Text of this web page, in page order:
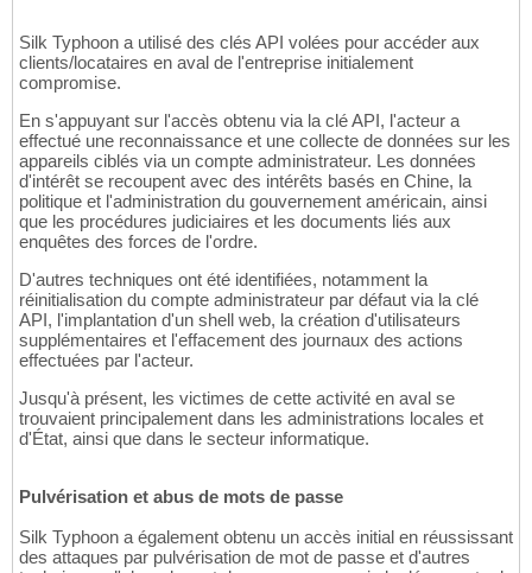
Silk Typhoon a utilisé des clés API volées pour accéder aux
clients/locataires en aval de l'entreprise initialement
compromise.
En s'appuyant sur l'accès obtenu via la clé API, l'acteur a
effectué une reconnaissance et une collecte de données sur les
appareils ciblés via un compte administrateur. Les données
d'intérêt se recoupent avec des intérêts basés en Chine, la
politique et l'administration du gouvernement américain, ainsi
que les procédures judiciaires et les documents liés aux
enquêtes des forces de l'ordre.
D'autres techniques ont été identifiées, notamment la
réinitialisation du compte administrateur par défaut via la clé
API, l'implantation d'un shell web, la création d'utilisateurs
supplémentaires et l'effacement des journaux des actions
effectuées par l'acteur.
Jusqu'à présent, les victimes de cette activité en aval se
trouvaient principalement dans les administrations locales et
d'État, ainsi que dans le secteur informatique.
Pulvérisation et abus de mots de passe
Silk Typhoon a également obtenu un accès initial en réussissant
des attaques par pulvérisation de mot de passe et d'autres